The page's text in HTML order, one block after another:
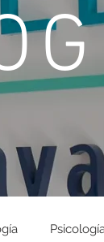
Psicología